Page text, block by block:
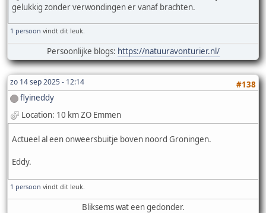
gelukkig zonder verwondingen er vanaf brachten.
1 persoon vindt dit leuk.
Persoonlijke blogs: https://natuuravonturier.nl/
zo 14 sep 2025 - 12:14
#138
flyineddy
Location: 10 km ZO Emmen
Actueel al een onweersbuitje boven noord Groningen.
Eddy.
1 persoon vindt dit leuk.
Bliksems wat een gedonder.